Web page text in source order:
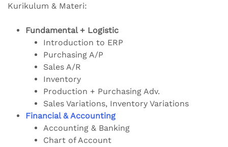
Kurikulum & Materi:
Fundamental + Logistic
Introduction to ERP
Purchasing A/P
Sales A/R
Inventory
Production + Purchasing Adv.
Sales Variations, Inventory Variations
Financial & Accounting
Accounting & Banking
Chart of Account